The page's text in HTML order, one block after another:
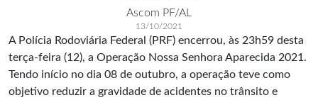
Ascom PF/AL
13/10/2021
A Polícia Rodoviária Federal (PRF) encerrou, às 23h59 desta
terça-feira (12), a Operação Nossa Senhora Aparecida 2021.
Tendo início no dia 08 de outubro, a operação teve como
objetivo reduzir a gravidade de acidentes no trânsito e